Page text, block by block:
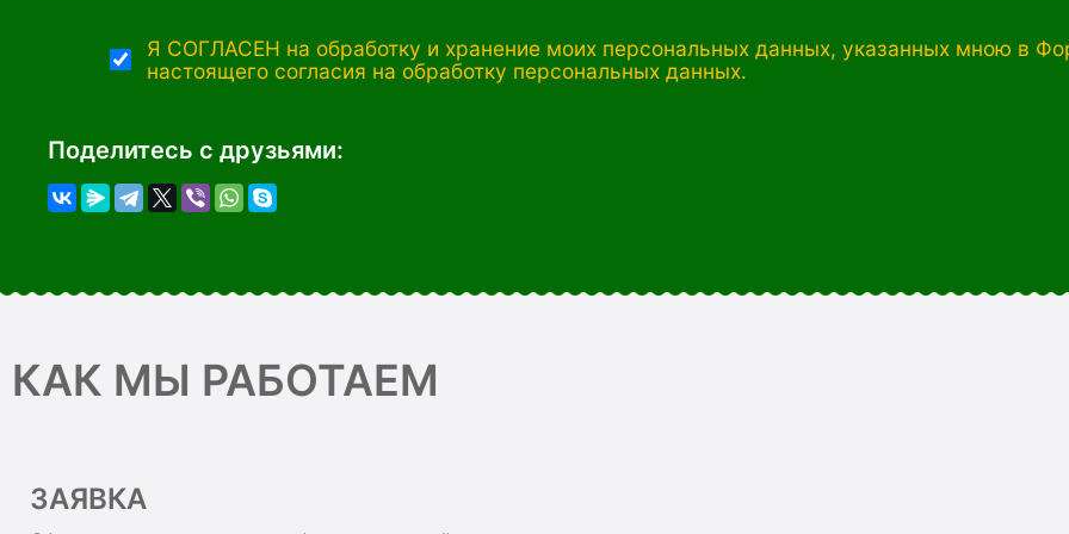
Я СОГЛАСЕН на обработку и хранение моих персональных данных, указанных мною в
настоящего согласия на обработку персональных данных.
Поделитесь с друзьями:
КАК МЫ РАБОТАЕМ
ЗАЯВКА